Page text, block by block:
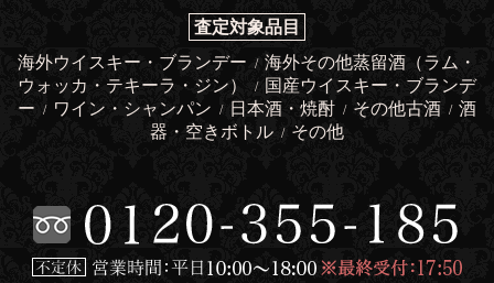
査定対象品目
海外ウイスキー・ブランデー / 海外その他蒸留酒（ラム・
ウォッカ・テキーラ・ジン）
/ 国産ウイスキー・ブランデ
ー / ワイン・シャンパン / 日本酒・焼酎 / その他古酒 / 酒
器・空きボトル / その他